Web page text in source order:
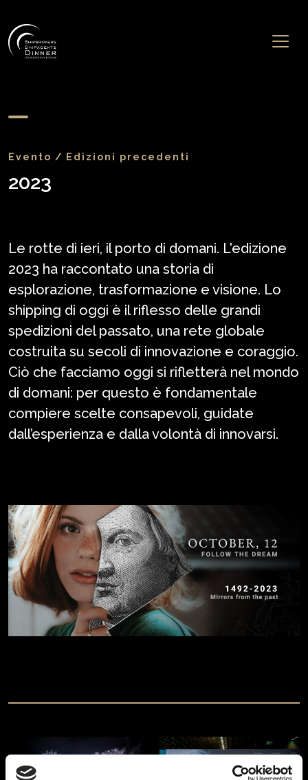
Evento Edizioni precedenti
2023
Le rotte di ieri, il porto di domani. L'edizione
2023 ha raccontato una storia di
esplorazione, trasformazione e visione. Lo
shipping di oggi è il riflesso delle grandi
spedizioni del passato, una rete globale
costruita su secoli di innovazione e coraggio.
Ciò che facciamo oggi si rifletterà nel mondo
di domani: per questo è fondamentale
compiere scelte consapevoli, guidate
dall’esperienza e dalla volontà di innovarsi.